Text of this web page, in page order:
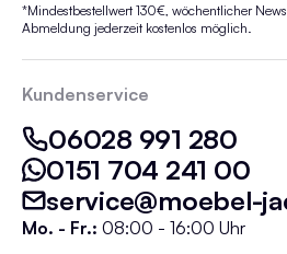
*Mindestbestellwert 130€, wöchentlicher
Abmeldung jederzeit kostenlos möglich.
Kundenservice
06028 991 280
0151 704 241 00
service@moebel-
Mo. - Fr.: 08:00 - 16:00 Uhr